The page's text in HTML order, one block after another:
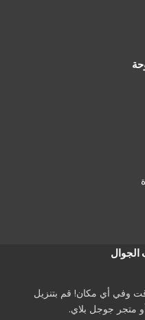
الجوال
وفي أي مكان! قم بتنزيل
متجر جوجل بلاي.